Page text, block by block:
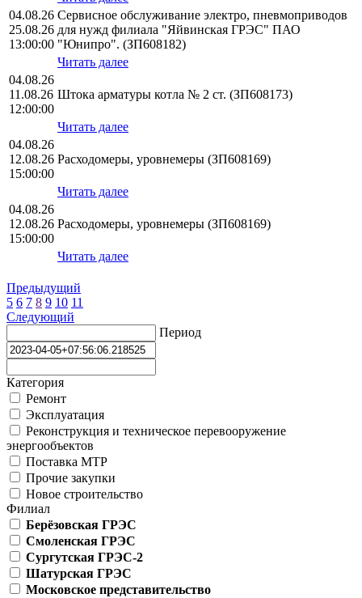
04.08.26
25.08.26
13:00:00
Сервисное обслуживание электро, пневмоприводов
для нужд филиала "Яйвинская ГРЭС" ПАО
"Юнипро". (ЗП608182)
Читать далее
04.08.26
11.08.26
12:00:00
Штока арматуры котла № 2 ст. (ЗП608173)
Читать далее
04.08.26
12.08.26
15:00:00
Расходомеры, уровнемеры (ЗП608169)
Читать далее
04.08.26
12.08.26
15:00:00
Расходомеры, уровнемеры (ЗП608169)
Читать далее
Предыдущий
5 6 7 8 9 10 11
Следующий
Период
Категория
Ремонт
Эксплуатация
Реконструкция и техническое перевооружение
энергообъектов
Поставка МТР
Прочие закупки
Новое строительство
Филиал
Берёзовская ГРЭС
Смоленская ГРЭС
Сургутская ГРЭС-2
Шатурская ГРЭС
Московское представительство